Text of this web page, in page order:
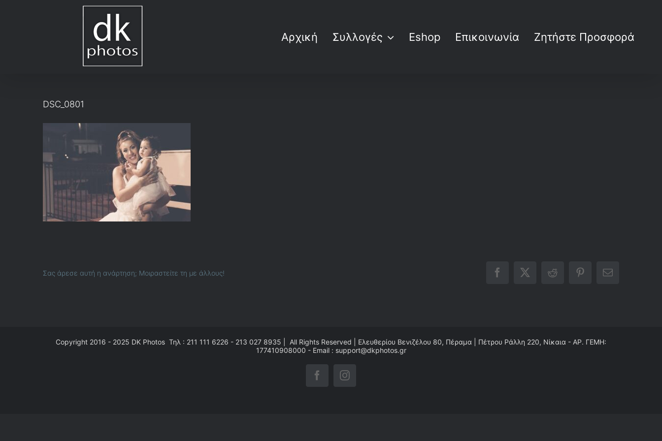
Αρχική Συλλογές Eshop Επικοινωνία Ζητήστε Προσφορά
DSC_0801
Σας άρεσε αυτή η ανάρτηση; Μοιραστείτε τη με άλλους! Facebook
X RedditPinterestEmail
Copyright 2016 - 2025 DK Photos Τηλ : 211 111 6226 - 213 027 8935 | All Rights Reserved | Ελευθερίου Βενιζέλου 80, Πέραμα | Πέτρου Ράλλη 220, Νίκαια - ΑΡ. ΓΕΜΗ:
177410908000 - Email : support@dkphotos.gr
FacebookInstagram